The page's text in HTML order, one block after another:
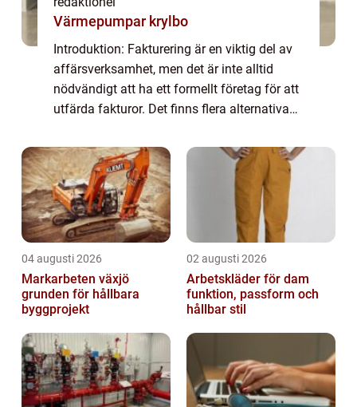
Värmepumpar krylbo
Introduktion: Fakturering är en viktig del av
affärsverksamhet, men det är inte alltid
nödvändigt att ha ett formellt företag för att
utfärda fakturor. Det finns flera alternativa
privatpersoner att sälja sina tjä...
04 augusti 2026
Markarbeten växjö
grunden för hållbara
byggprojekt
02 augusti 2026
Arbetskläder för dam
funktion, passform och
hållbar stil